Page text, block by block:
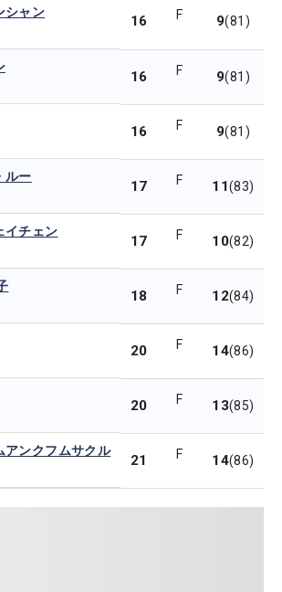
シャン
16 F 9(81)
16 F 9(81)
16 F 9(81)
ルー
17 F 11(83)
イチェン
17 F 10(82)
18 F 12(84)
20 F 14(86)
20 F 13(85)
アンクフムサクル
21 F 14(86)